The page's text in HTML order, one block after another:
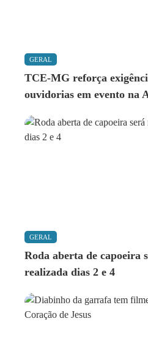
GERAL
TCE-MG reforça
ouvidorias em evento na
GERAL
Roda aberta de capoeira
realizada dias 2 e 4